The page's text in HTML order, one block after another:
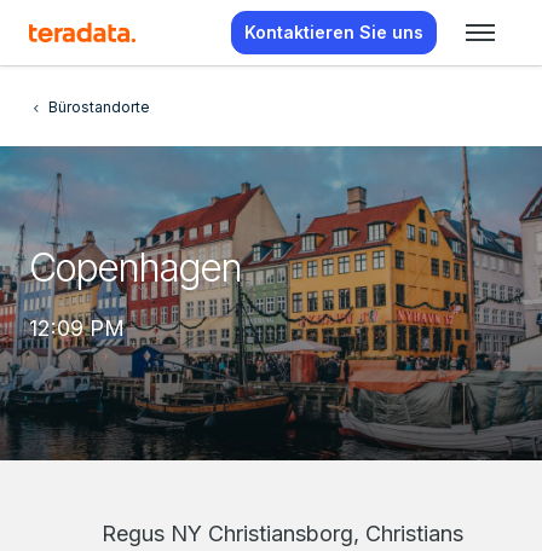
Kontaktieren Sie uns
Bürostandorte
Copenhagen
12:09 PM
Regus NY Christiansborg, Christians